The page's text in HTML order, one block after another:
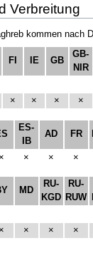
Verbreitung
kommen nach
FI IE GB
GB-
NIR
× × × ×
ES-
IB
AD FR
× × × ×
MD
RU-
KGD
RU-
RUW
× × × ×